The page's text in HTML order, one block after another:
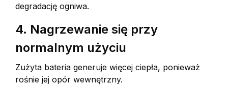
degradację ogniwa.
4. Nagrzewanie się przy
normalnym użyciu
Zużyta bateria generuje więcej ciepła, ponieważ
rośnie jej opór wewnętrzny.